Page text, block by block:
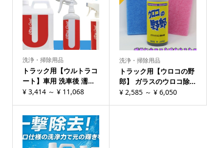
洗浄・掃除用品
トラック用【ウルトラコ
ート】車用 洗車後 濡...
¥3,414～ ¥11,068
洗浄・掃除用品
トラック用【ウロコの野
郎】 ガラスのウロコ除...
¥ 2,585 ～ ¥ 6,050